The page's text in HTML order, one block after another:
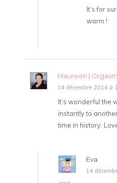
It’s for
warm !
Maureen |
14 décembre 2014 à
It’s wonderful the
instantly to
time in history.
Eva
14